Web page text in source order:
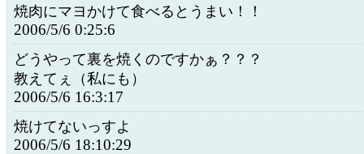
焼肉にマヨかけて食べるとうまい！！
2006/5/6 0:25:6
どうやって裏を焼くのですかぁ？？？
教えてぇ（私にも）
2006/5/6 16:3:17
焼けてないっすよ
2006/5/6 18:10:29